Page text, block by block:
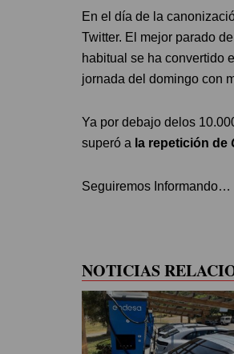
En el día de la
Twitter. El mejor parado
habitual se ha convertido
jornada del domingo con
Ya por debajo delos
superó a la repetición de
Seguiremos Informando…
NOTICIAS